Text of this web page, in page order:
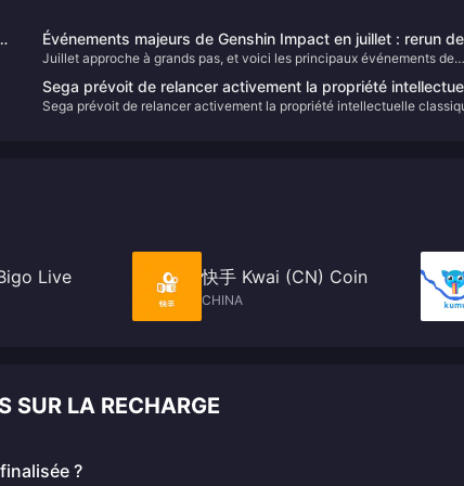
Événements majeurs de Genshin Impact en juillet : rerun de
l'Archonte Pyro, bannière 5.8 confirmée, débuts d'Innefe
Juillet approche à grands pas, et voici les principaux événements de
Sega prévoit de relancer activement la propriété
classique et de s'efforcer de revenir au sommet de
Sega prévoit de relancer activement la propriété intellectuelle
Live 快手 Kwai (CN) Coin
CHINA
SUR LA RECHARGE
?